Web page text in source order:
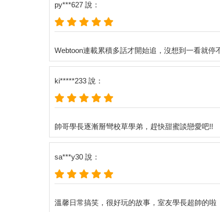
py***627 說：
ki*****233 說：
sa***y30 說：